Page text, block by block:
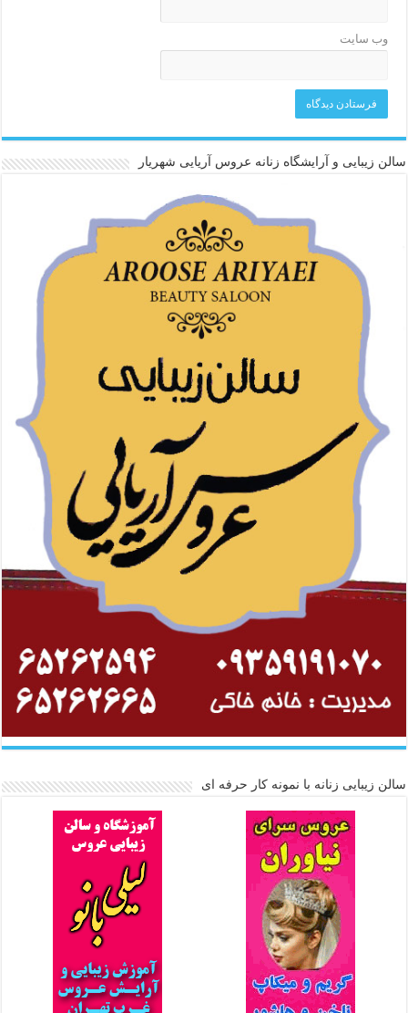
وب‌ سایت
سالن زیبایی و آرایشگاه زنانه عروس آریایی شهریار
سالن زیبایی زنانه با نمونه کار حرفه ای